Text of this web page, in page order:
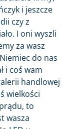
i jeszcze
czy z
I oni wyszli
za wasz
do nas
i coś wam
handlowej
wielkości
to
wasza